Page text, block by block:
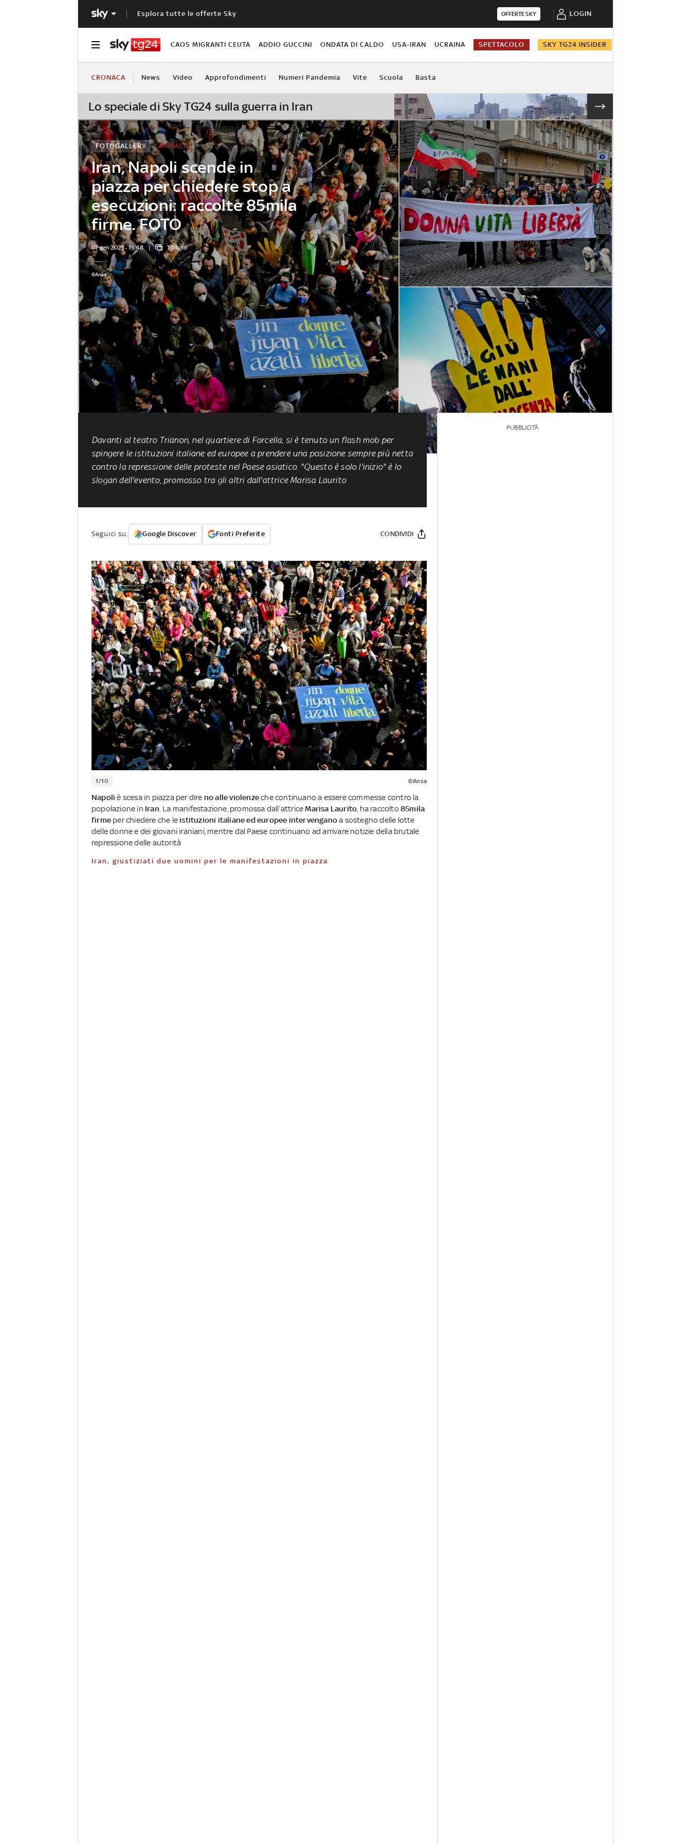
Esplora tutte le offerte Sky OFFERTE SKY LOGIN
CAOS MIGRANTI CEUTA ADDIO GUCCINI ONDATA DI CALDO USA-IRAN UCRAINA SPETTACOLO SKY TG24 INSIDER
CRONACA News Video Approfondimenti Numeri Pandemia Vite Scuola Basta
Lo speciale di Sky TG24 sulla guerra in Iran
Iran, Napoli scende in
piazza per chiedere stop a
esecuzioni: raccolte 85mila
firme. FOTO
CRONACA
FOTOGALLERY
07 gen 2023 - 15:48 10 foto
©Ansa
Davanti al teatro Trianon, nel quartiere di Forcella, si è tenuto un flash mob per
spingere le istituzioni italiane ed europee a prendere una posizione sempre più netta
contro la repressione delle proteste nel Paese asiatico. "Questo è solo l'inizio" è lo
slogan dell'evento, promosso tra gli altri dall'attrice Marisa Laurito
Seguici su: Google Discover Fonti Preferite CONDIVIDI
1/10 ©Ansa
Napoliè scesa in piazza per dire no alle violenzeche continuano a essere commesse contro la
popolazione in Iran. La manifestazione, promossa dall’attriceMarisa Laurito, ha raccolto 85mila
firme per chiedere che le istituzioni italiane ed europee intervenganoa sostegno delle lotte
delle donne e dei giovani iraniani, mentre dal Paese continuano ad arrivare notizie della brutale
repressione delle autorità
Iran, giustiziati due uomini per le manifestazioni in piazza
PUBBLICITÀ